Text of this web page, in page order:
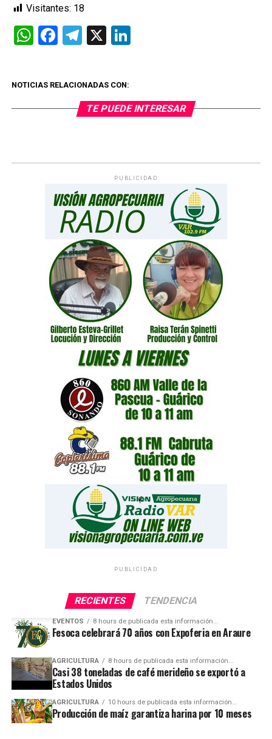
Visitantes: 18
WhatsApp
Facebook
Telegram
X LinkedIn
NOTICIAS RELACIONADAS CON:
TE PUEDE INTERESAR
PUBLICIDAD
PUBLICIDAD
RECIENTES TENDENCIA
EVENTOS 8 hours de publicada esta información...
Fesoca celebrará 70 años con Expoferia en Araure
AGRICULTURA 8 hours de publicada esta información...
Casi 38 toneladas de café merideño se exportó a
Estados Unidos
AGRICULTURA 10 hours de publicada esta información...
Producción de maíz garantiza harina por 10 meses